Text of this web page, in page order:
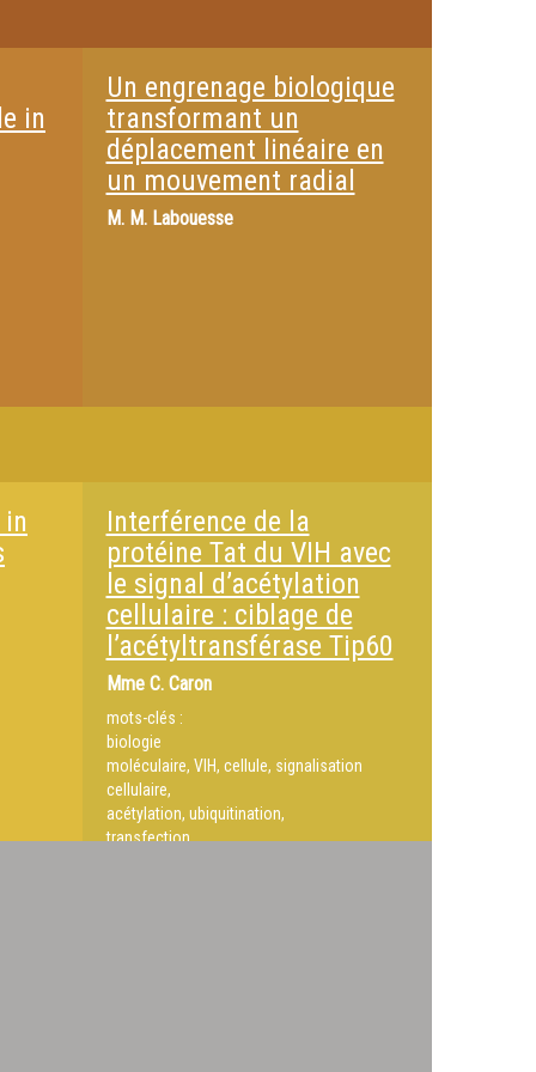
in
Un engrenage biologique
transformant un
déplacement linéaire en
un mouvement radial
M. M. Labouesse
Interférence de la
protéine Tat du VIH avec
le signal d’acétylation
cellulaire : ciblage de
l’acétyltransférase Tip60
Mme C. Caron
mots-clés :
biologie
moléculaire, VIH, cellule, signalisation
cellulaire,
acétylation, ubiquitination,
transfection